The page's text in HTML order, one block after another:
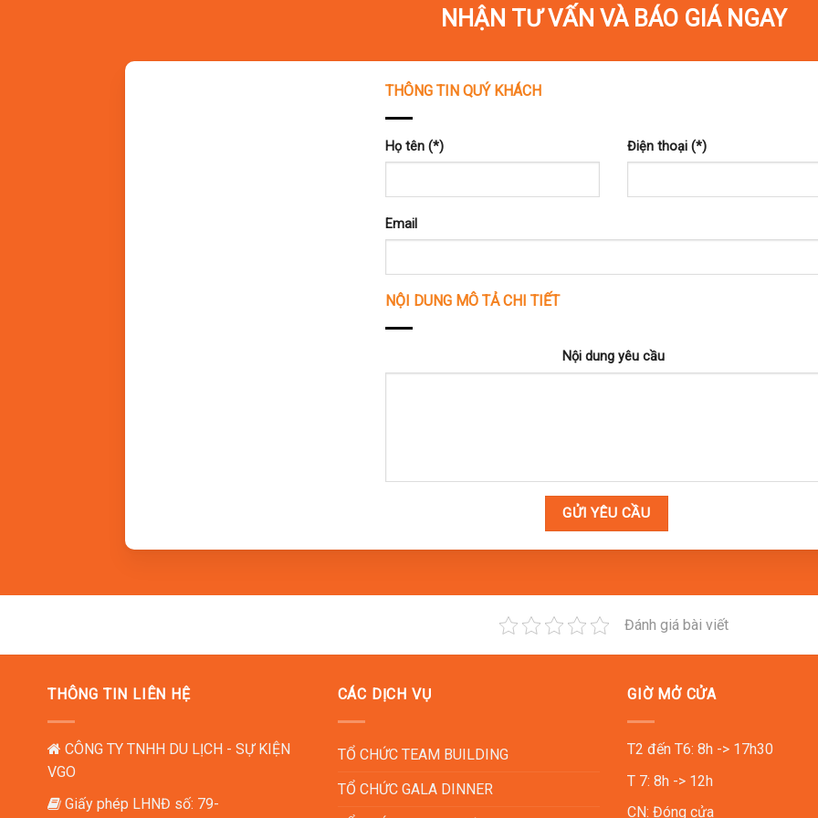
Lịch trình Tour Teambuilding 2 ngày 1 đêm tại Vũng Tàu
Ngày 1: TP. HCM – Vườn Hoa Bách Thảo – Thích Ca Phật Đài – Team Building – Gala
05:30: Xe du lịch của VGO EVENT sẽ đón đoàn tại điểm hẹn và khởi hành đến Vũng Tàu.
06:00: Trên đường đi, xe sẽ dừng lại tại Long Thành để dùng bữa sáng.
08:30: Đoàn sẽ đến vườn hoa Thạch Thảo, nơi bạn có thể tận hưởng vẻ đẹp của những cánh đồng hoa tím
11:00: Đoàn dùng bữa trưa tại nhà hàng địa phương và sau đó nhận phòng tại khách sạn để nghỉ ngơi.
– Buổi tối
18:30: Tổ chức buổi tiệc gala dinner với nhiều hoạt động thú vị như khai tiệc với champagne, các tiết mục văn
Ngày 2: Tượng Chúa Kitô – TP. HCM
NHẬN TƯ VẤN VÀ BÁO GIÁ NGAY
THÔNG TIN QUÝ KHÁCH
Họ tên (*) Điện thoại (*)
Email
NỘI DUNG MÔ TẢ CHI TIẾT
Nội dung yêu cầu
Đánh giá bài viết
THÔNG TIN LIÊN HỆ
CÔNG TY TNHH DU LỊCH - SỰ KIỆN
VGO
Giấy phép LHNĐ số: 79-
CÁC DỊCH VỤ
TỔ CHỨC TEAM BUILDING
TỔ CHỨC GALA DINNER
GIỜ MỞ CỬA
T2 đến T6: 8h -> 17h30
T 7: 8h -> 12h
CN: Đóng cửa